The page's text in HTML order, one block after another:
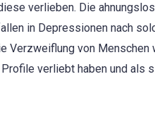
verlieben. Die
in Depressionen nach
Verzweiflung von
verliebt haben und als